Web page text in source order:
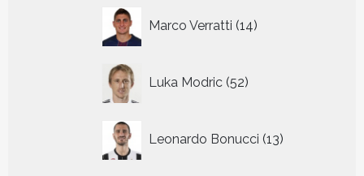
Marco Verratti 14
producten
Luka Modric 52
producten
Leonardo Bonucci 13
producten